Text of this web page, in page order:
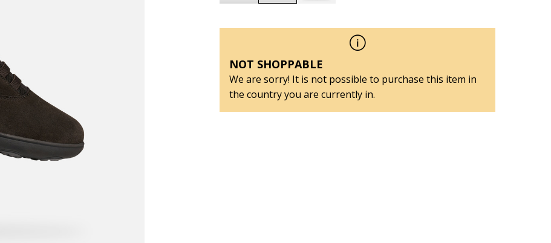
NOT SHOPPABLE
We are sorry! It is not possible to purchase this item in
the country you are currently in.